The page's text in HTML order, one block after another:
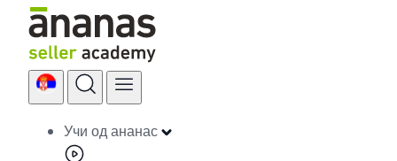
Skip
content
Учи од ананас